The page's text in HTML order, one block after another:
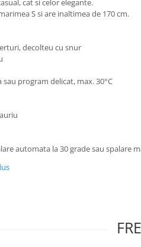
cat si celor elegante.
S si are inaltimea de 170 cm.
decolteu cu snur
program delicat, max. 30°C
automata la 30 grade sau spalare